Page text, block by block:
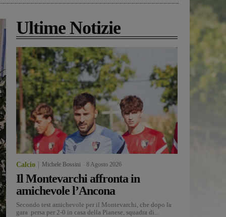
Ultime Notizie
Calcio Michele Bossini 8 Agosto 2026
Il Montevarchi affronta in
amichevole l’Ancona
Secondo test amichevole per il Montevarchi, che dopo la
gara persa per 2-0 in casa della Pianese, squadra di...